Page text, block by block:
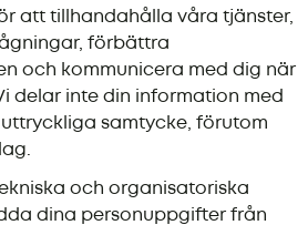
att tillhandahålla våra tjänster,
förbättra
och kommunicera med dig när
delar inte din information med
samtycke, förutom
och organisatoriska
dina personuppgifter från